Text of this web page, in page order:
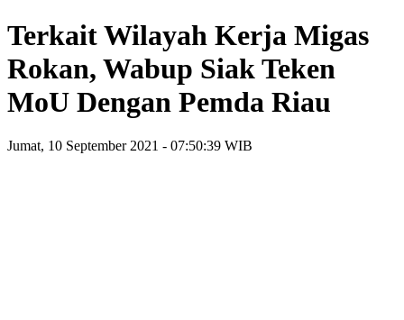
Terkait Wilayah Kerja Migas
Rokan, Wabup Siak Teken
MoU Dengan Pemda Riau
Jumat, 10 September 2021 - 07:50:39 WIB